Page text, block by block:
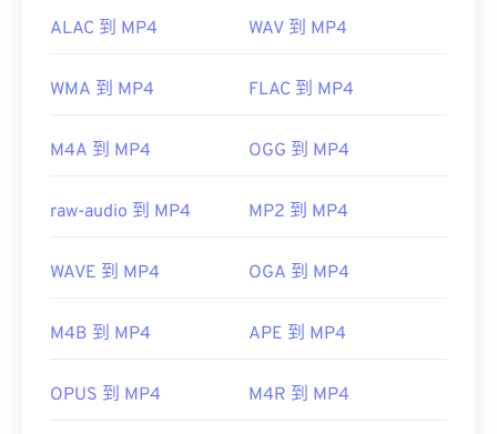
ALAC 到 MP4 WAV 到 MP4
WMA 到 MP4 FLAC 到 MP4
M4A 到 MP4 OGG 到 MP4
raw-audio 到 MP4 MP2 到 MP4
WAVE 到 MP4 OGA 到 MP4
M4B 到 MP4 APE 到 MP4
OPUS 到 MP4 M4R 到 MP4